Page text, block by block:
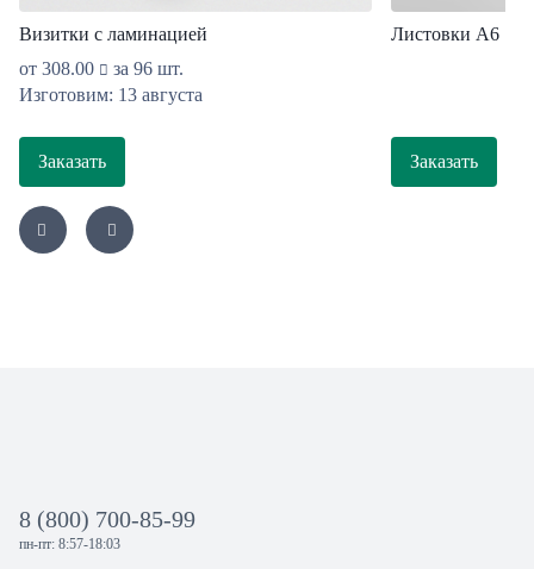
Визитки с ламинацией
от 308.00
за 96 шт.
Изготовим: 13 августа
Заказать
Листовки А6
Заказать
8 (800) 700-85-99
пн-пт: 8:57-18:03